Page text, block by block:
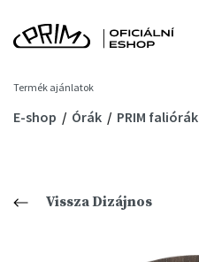
Termék ajánlatok
E-shop Órák PRIM faliórák
Vissza Dizájnos